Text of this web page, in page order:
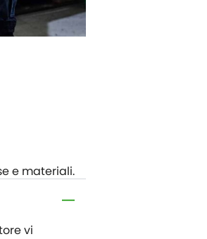
e materiali.
vi